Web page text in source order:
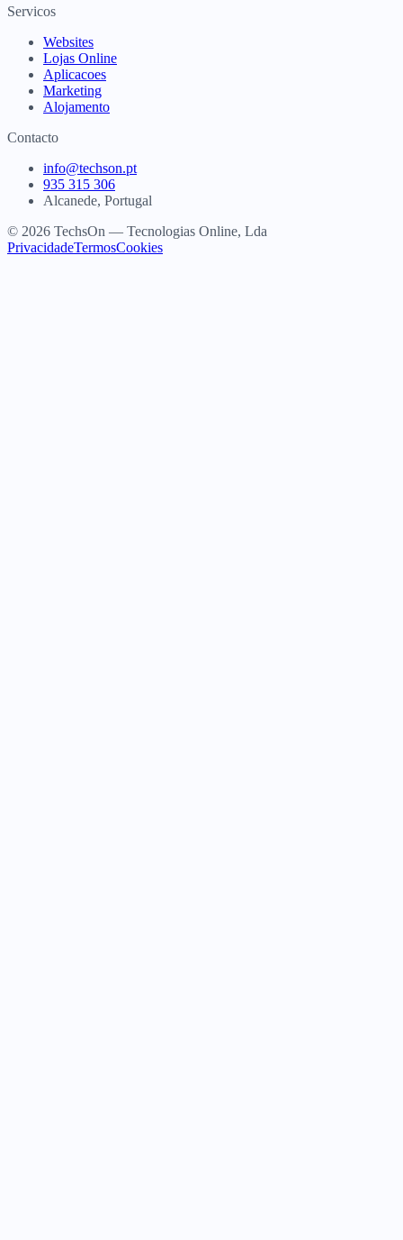
Servicos
Websites
Lojas Online
Aplicacoes
Marketing
Alojamento
Contacto
info@techson.pt
935 315 306
Alcanede, Portugal
© 2026 TechsOn — Tecnologias Online, Lda
PrivacidadeTermosCookies